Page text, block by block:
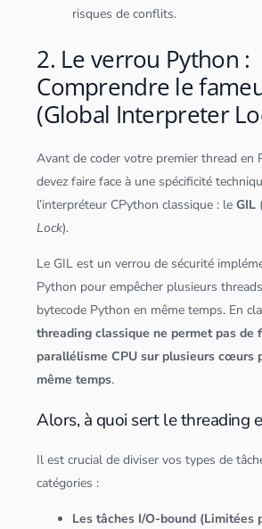
risques de conflits.
2. Le verrou Python :
Comprendre le
(Global Interpreter
Avant de coder votre premier thread en
devez faire face à une spécificité
l’interpréteur CPython classique : leGIL (
Lock).
Le GIL est un verrou de sécurité
Python pour empêcher plusieurs
bytecode Python en même temps. En
threading classique ne permet pas de
parallélisme CPU sur plusieurs cœurs
même temps.
Alors, à quoi sert le threading
Il est crucial de diviser vos types de
catégories :
Les tâches I/O-bound (Limitées